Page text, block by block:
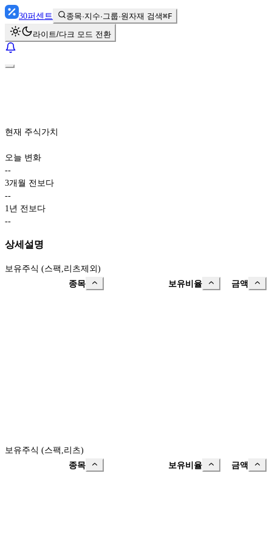
30퍼센트 종목·지수·그룹·원자재 검색⌘F
라이트/다크 모드 전환
현재 주식가치
오늘 변화
--
3개월 전보다
--
1년 전보다
--
상세설명
보유주식 (스팩,리츠제외)
종목
보유비율 금액
보유주식 (스팩,리츠)
종목
보유비율 금액